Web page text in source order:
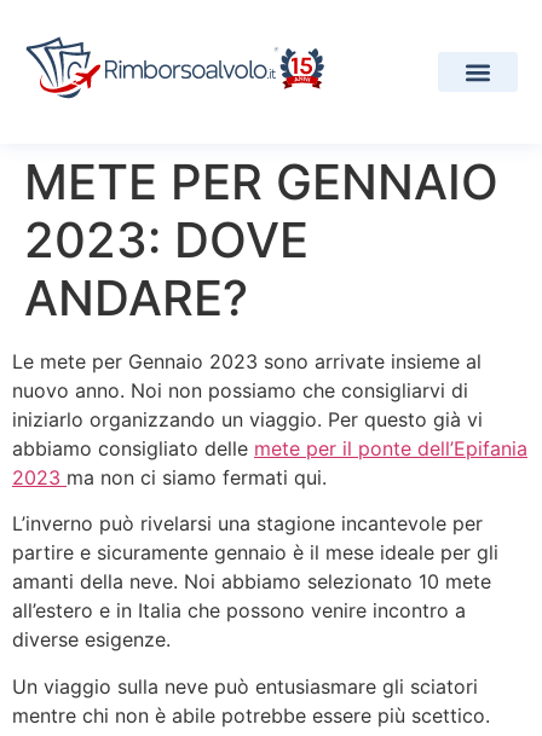
METE PER GENNAIO
2023: DOVE
ANDARE?
Le mete per Gennaio 2023 sono arrivate insieme al
nuovo anno. Noi non possiamo che consigliarvi di
iniziarlo organizzando un viaggio. Per questo già vi
abbiamo consigliato delle mete per il ponte dell’Epifania
2023 ma non ci siamo fermati qui.
L’inverno può rivelarsi una stagione incantevole per
partire e sicuramente gennaio è il mese ideale per gli
amanti della neve. Noi abbiamo selezionato 10 mete
all’estero e in Italia che possono venire incontro a
diverse esigenze.
Un viaggio sulla neve può entusiasmare gli sciatori
mentre chi non è abile potrebbe essere più scettico.